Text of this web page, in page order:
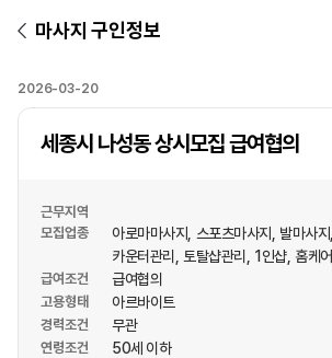
마사지 구인정보
2026-03-20
세종시 나성동 상시모집 급여협의
근무지역
모집업종
아로마마사지 스포츠마사지 발마사지
카운터관리
토탈샵관리 1인샵 홈케어
급여조건 급여협의
고용형태 아르바이트
경력조건 무관
연령조건 50세 이하